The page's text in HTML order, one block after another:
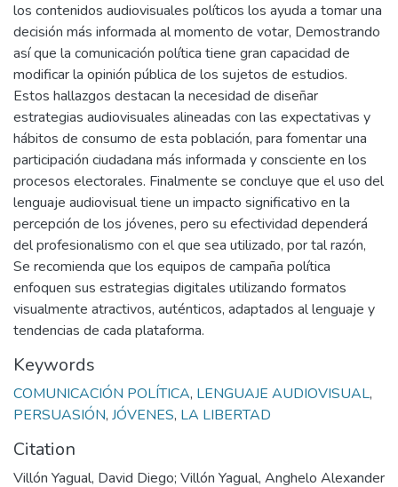
los contenidos audiovisuales políticos los ayuda a tomar una
decisión más informada al momento de votar, Demostrando
así que la comunicación política tiene gran capacidad de
modificar la opinión pública de los sujetos de estudios.
Estos hallazgos destacan la necesidad de diseñar
estrategias audiovisuales alineadas con las expectativas y
hábitos de consumo de esta población, para fomentar una
participación ciudadana más informada y consciente en los
procesos electorales. Finalmente se concluye que el uso del
lenguaje audiovisual tiene un impacto significativo en la
percepción de los jóvenes, pero su efectividad dependerá
del profesionalismo con el que sea utilizado, por tal razón,
Se recomienda que los equipos de campaña política
enfoquen sus estrategias digitales utilizando formatos
visualmente atractivos, auténticos, adaptados al lenguaje y
tendencias de cada plataforma.
Keywords
COMUNICACIÓN POLÍTICA, LENGUAJE AUDIOVISUAL,
PERSUASIÓN, JÓVENES, LA LIBERTAD
Citation
Villón Yagual, David Diego; Villón Yagual, Anghelo Alexander